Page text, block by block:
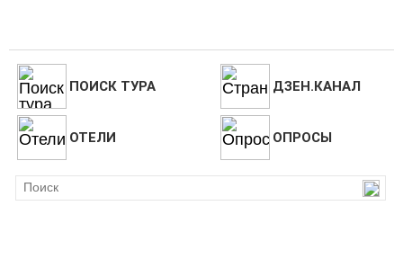
ПОИСК ТУРА ДЗЕН.КАНАЛ
ОТЕЛИ ОПРОСЫ